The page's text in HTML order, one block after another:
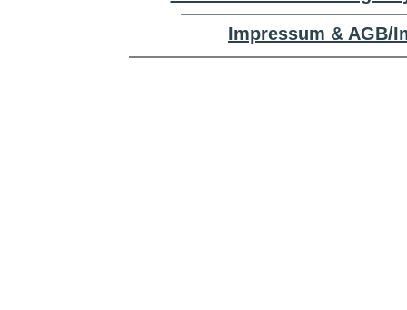
Impressum & AGB/